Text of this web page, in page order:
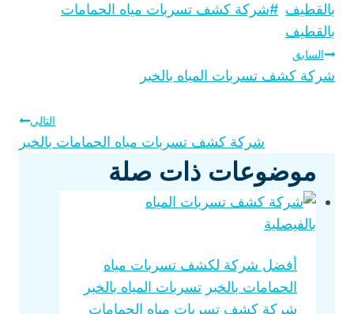
o
k
e
r
s
A
t
e
h
a
المقال:
بالقطيف #شركة كشف تسربات مياه الحمامات
بالقطيف
تصفّح
السابق
شركة كشف تسربات المياه بالخبر
التالي
شركة كشف تسربات مياه الحمامات بالخبر
موضوعات ذات صلة
أفضل شركة لكشف تسربات مياه
الحمامات بالخبر تسربات المياه بالخبر
شركة كشف تسربات مياه الحمامات